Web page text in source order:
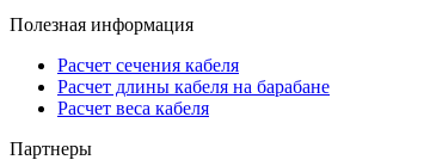
Полезная информация
Расчет сечения кабеля
Расчет длины кабеля на барабане
Расчет веса кабеля
Партнеры